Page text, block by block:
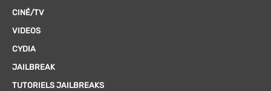
CINÉ/TV
VIDEOS
CYDIA
JAILBREAK
TUTORIELS JAILBREAKS